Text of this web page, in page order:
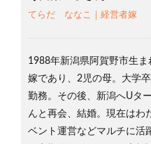
てらだ ななこ ｜経営者嫁
1988年新潟県阿賀野市生
嫁であり、2児の母。 大学
勤務。その後、新潟へUタ
んと再会、結婚。現在はわ
ベント運営などマルチに活